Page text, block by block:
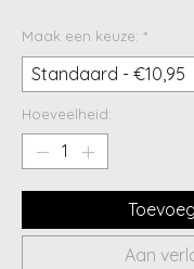
Maak een keuze: *
Hoeveelheid:
Aan